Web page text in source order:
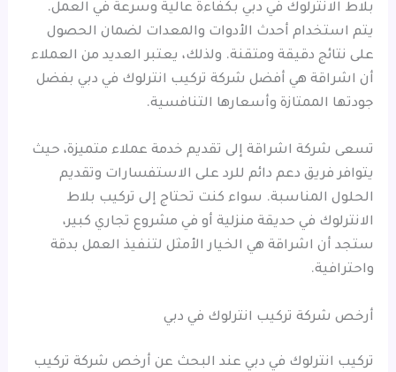
بلاط الانترلوك في دبي بكفاءة عالية وسرعة في العمل.
يتم استخدام أحدث الأدوات والمعدات لضمان الحصول
على نتائج دقيقة ومتقنة. ولذلك، يعتبر العديد من العملاء
أن اشراقة هي أفضل شركة تركيب انترلوك في دبي بفضل
جودتها الممتازة وأسعارها التنافسية.
تسعى شركة اشراقة إلى تقديم خدمة عملاء متميزة، حيث
يتوافر فريق دعم دائم للرد على الاستفسارات وتقديم
الحلول المناسبة. سواء كنت تحتاج إلى تركيب بلاط
الانترلوك في حديقة منزلية أو في مشروع تجاري كبير،
ستجد أن اشراقة هي الخيار الأمثل لتنفيذ العمل بدقة
واحترافية.
أرخص شركة تركيب انترلوك في دبي
تركيب انترلوك في دبي عند البحث عن أرخص شركة تركيب